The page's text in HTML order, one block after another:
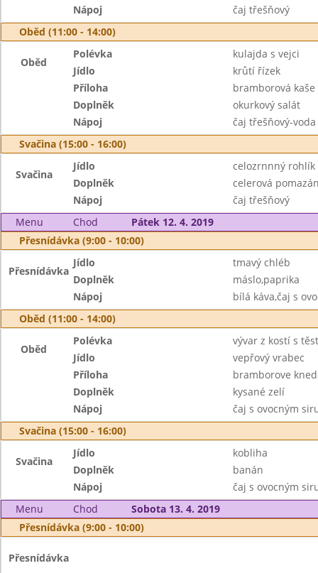
Nápoj
čaj třešňový
Oběd (11:00 - 14:00)
Oběd
Polévka
kulajda s vejci
Jídlo
krůtí řízek
Příloha
bramborová kaše
Doplněk
okurkový salát
Nápoj
čaj třešňový-
Svačina (15:00 - 16:00)
Svačina
Jídlo
celozrnnný rohlík
Doplněk
celerová
Nápoj
čaj třešňový
Menu
Chod
Pátek 12. 4. 2019
Přesnídávka (9:00 - 10:00)
Přesnídávka
Jídlo
tmavý chléb
Doplněk
máslo,paprika
Nápoj
bílá káva,čaj s
Oběd (11:00 - 14:00)
Oběd
Polévka
vývar z kostí s
Jídlo
vepřový vrabec
Příloha
bramborove
Doplněk
kysané zelí
Nápoj
čaj s ovocným
Svačina (15:00 - 16:00)
Svačina
Jídlo
kobliha
Doplněk
banán
Nápoj
čaj s ovocným
Menu
Chod
Sobota 13. 4. 2019
Přesnídávka (9:00 - 10:00)
Přesnídávka